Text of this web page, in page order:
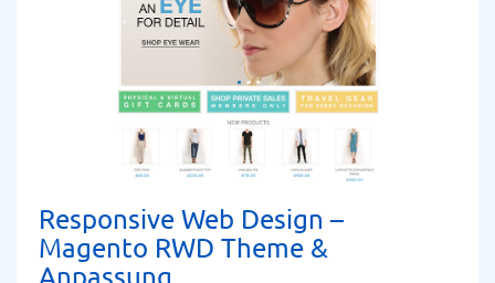
Responsive Web Design –
Magento RWD Theme &
Anpassung